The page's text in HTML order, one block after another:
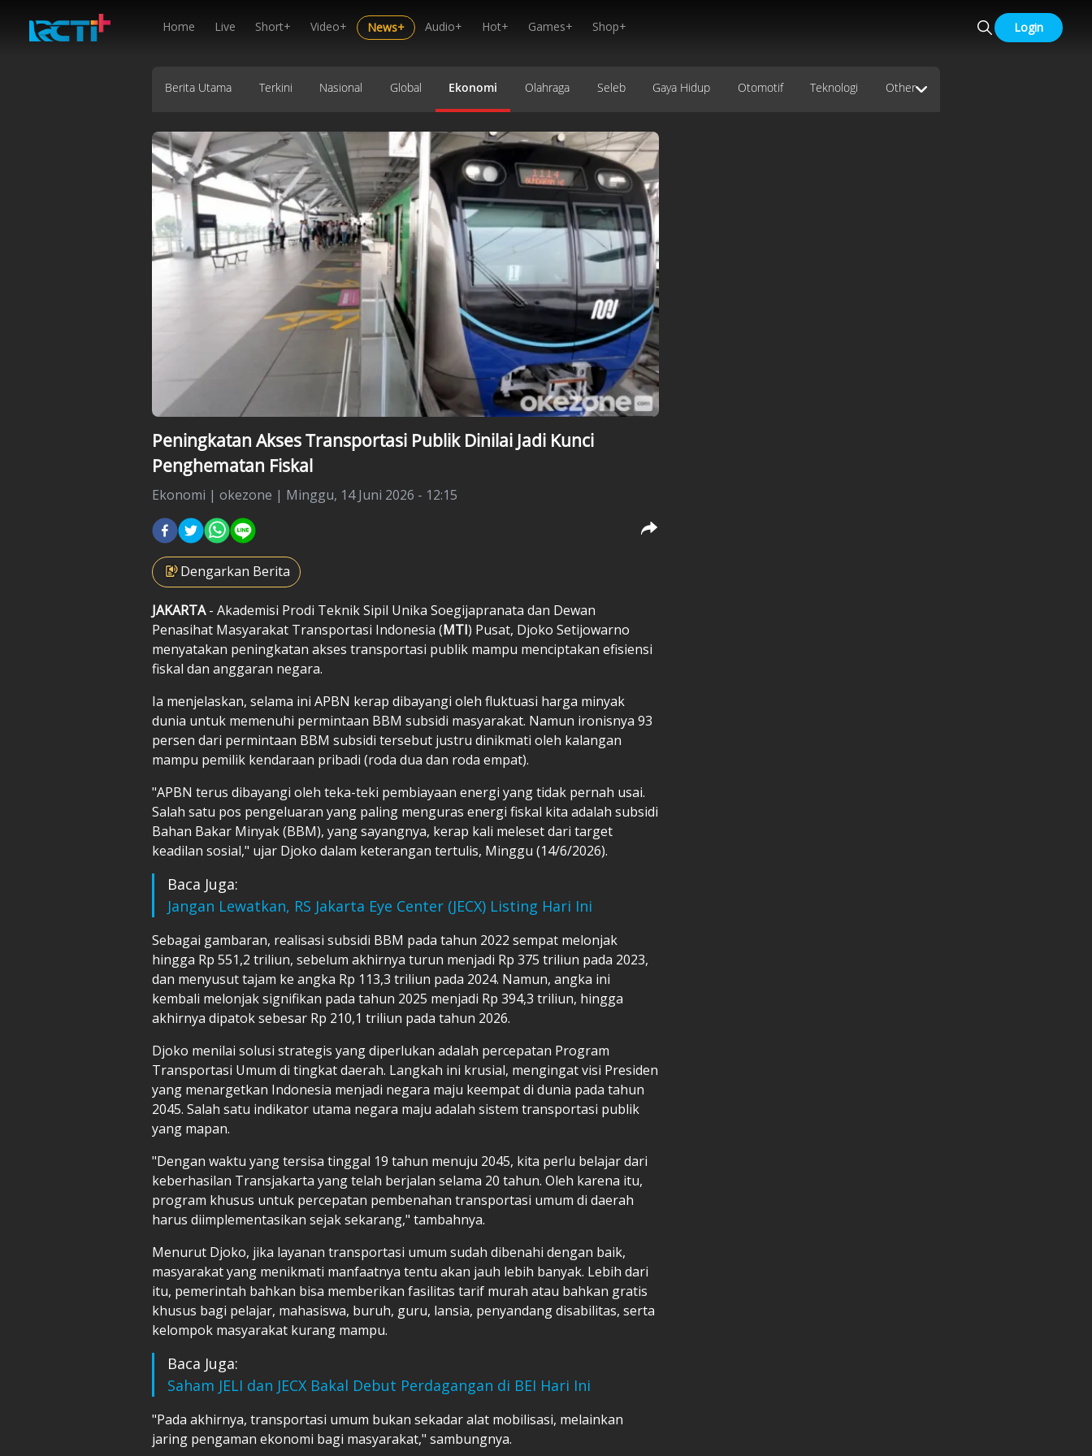
Home Live Short+ Video+ News+ Audio+ Hot+ Games+ Shop+ Login
Berita Utama Terkini Nasional Global Ekonomi Olahraga Seleb Gaya Hidup Otomotif Teknologi Other
Peningkatan Akses Transportasi Publik Dinilai Jadi Kunci
Penghematan Fiskal
Ekonomi | okezone | Minggu, 14 Juni 2026 - 12:15
Dengarkan Berita
JAKARTA- Akademisi Prodi Teknik Sipil Unika Soegijapranata dan Dewan
Penasihat Masyarakat Transportasi Indonesia (MTI) Pusat, Djoko Setijowarno
menyatakan peningkatan akses transportasi publik mampu menciptakan efisiensi
fiskal dan anggaran negara.
Ia menjelaskan, selama ini APBN kerap dibayangi oleh fluktuasi harga minyak
dunia untuk memenuhi permintaan BBM subsidi masyarakat. Namun ironisnya 93
persen dari permintaan BBM subsidi tersebut justru dinikmati oleh kalangan
mampu pemilik kendaraan pribadi (roda dua dan roda empat).
"APBN terus dibayangi oleh teka-teki pembiayaan energi yang tidak pernah usai.
Salah satu pos pengeluaran yang paling menguras energi fiskal kita adalah subsidi
Bahan Bakar Minyak (BBM), yang sayangnya, kerap kali meleset dari target
keadilan sosial," ujar Djoko dalam keterangan tertulis, Minggu (14/6/2026).
Baca Juga:
Jangan Lewatkan, RS Jakarta Eye Center (JECX) Listing Hari Ini
Sebagai gambaran, realisasi subsidi BBM pada tahun 2022 sempat melonjak
hingga Rp 551,2 triliun, sebelum akhirnya turun menjadi Rp 375 triliun pada 2023,
dan menyusut tajam ke angka Rp 113,3 triliun pada 2024. Namun, angka ini
kembali melonjak signifikan pada tahun 2025 menjadi Rp 394,3 triliun, hingga
akhirnya dipatok sebesar Rp 210,1 triliun pada tahun 2026.
Djoko menilai solusi strategis yang diperlukan adalah percepatan Program
Transportasi Umum di tingkat daerah. Langkah ini krusial, mengingat visi Presiden
yang menargetkan Indonesia menjadi negara maju keempat di dunia pada tahun
2045. Salah satu indikator utama negara maju adalah sistem transportasi publik
yang mapan.
"Dengan waktu yang tersisa tinggal 19 tahun menuju 2045, kita perlu belajar dari
keberhasilan Transjakarta yang telah berjalan selama 20 tahun. Oleh karena itu,
program khusus untuk percepatan pembenahan transportasi umum di daerah
harus diimplementasikan sejak sekarang," tambahnya.
Menurut Djoko, jika layanan transportasi umum sudah dibenahi dengan baik,
masyarakat yang menikmati manfaatnya tentu akan jauh lebih banyak. Lebih dari
itu, pemerintah bahkan bisa memberikan fasilitas tarif murah atau bahkan gratis
khusus bagi pelajar, mahasiswa, buruh, guru, lansia, penyandang disabilitas, serta
kelompok masyarakat kurang mampu.
Baca Juga:
Saham JELI dan JECX Bakal Debut Perdagangan di BEI Hari Ini
"Pada akhirnya, transportasi umum bukan sekadar alat mobilisasi, melainkan
jaring pengaman ekonomi bagi masyarakat," sambungnya.